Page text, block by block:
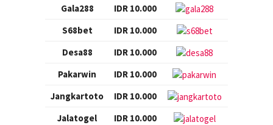
Gala288
IDR 10.000
S68bet
IDR 10.000
Desa88
IDR 10.000
Pakarwin
IDR 10.000
Jangkartoto
IDR 10.000
Jalatogel
IDR 10.000